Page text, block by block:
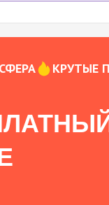
КРУТЫЕ